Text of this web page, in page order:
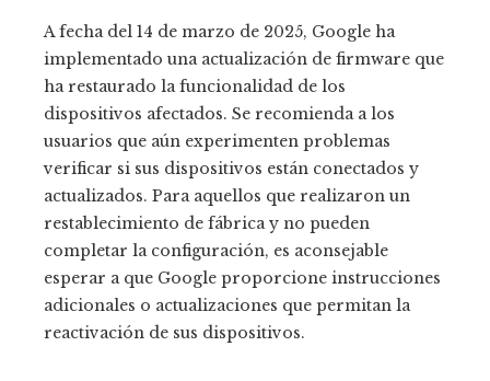
A fecha del 14 de marzo de 2025, Google ha
implementado una actualización de firmware que
ha restaurado la funcionalidad de los
dispositivos afectados. Se recomienda a los
usuarios que aún experimenten problemas
verificar si sus dispositivos están conectados y
actualizados. Para aquellos que realizaron un
restablecimiento de fábrica y no pueden
completar la configuración, es aconsejable
esperar a que Google proporcione instrucciones
adicionales o actualizaciones que permitan la
reactivación de sus dispositivos.